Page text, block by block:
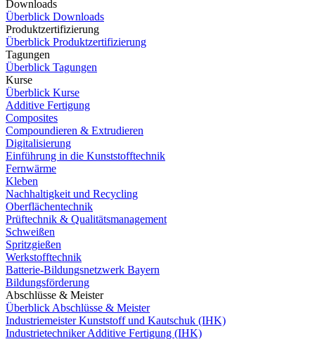
Downloads
Überblick Downloads
Produktzertifizierung
Überblick Produktzertifizierung
Tagungen
Überblick Tagungen
Kurse
Überblick Kurse
Additive Fertigung
Composites
Compoundieren & Extrudieren
Digitalisierung
Einführung in die Kunststofftechnik
Fernwärme
Kleben
Nachhaltigkeit und Recycling
Oberflächentechnik
Prüftechnik & Qualitätsmanagement
Schweißen
Spritzgießen
Werkstofftechnik
Batterie-Bildungsnetzwerk Bayern
Bildungsförderung
Abschlüsse & Meister
Überblick Abschlüsse & Meister
Industriemeister Kunststoff und Kautschuk (IHK)
Industrietechniker Additive Fertigung (IHK)